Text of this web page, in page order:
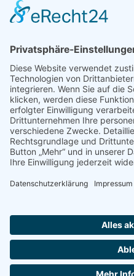
Unser Angebot
Shop
Datenschutz
Kontakt
Transparenzerklärung
BBSB-Inform:
für sehbehinderte
Anmeldung Newsletter BBSB-
Unser Newsletter